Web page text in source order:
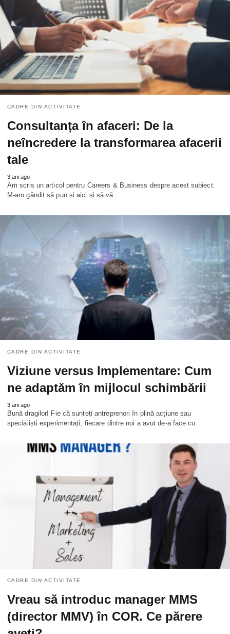
CADRE DIN ACTIVITATE
Consultanța în afaceri: De la
neîncredere la transformarea afacerii
tale
3 ani ago
Am scris un articol pentru Careers & Business despre acest subiect.
M-am gândit să pun și aici și să vă…
CADRE DIN ACTIVITATE
Viziune versus Implementare: Cum
ne adaptăm în mijlocul schimbării
3 ani ago
Bună dragilor! Fie că sunteți antreprenori în plină acțiune sau
specialiști experimentați, fiecare dintre noi a avut de-a face cu…
CADRE DIN ACTIVITATE
Vreau să introduc manager MMS
(director MMV) în COR. Ce părere